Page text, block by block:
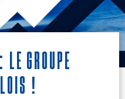
le groupe
!